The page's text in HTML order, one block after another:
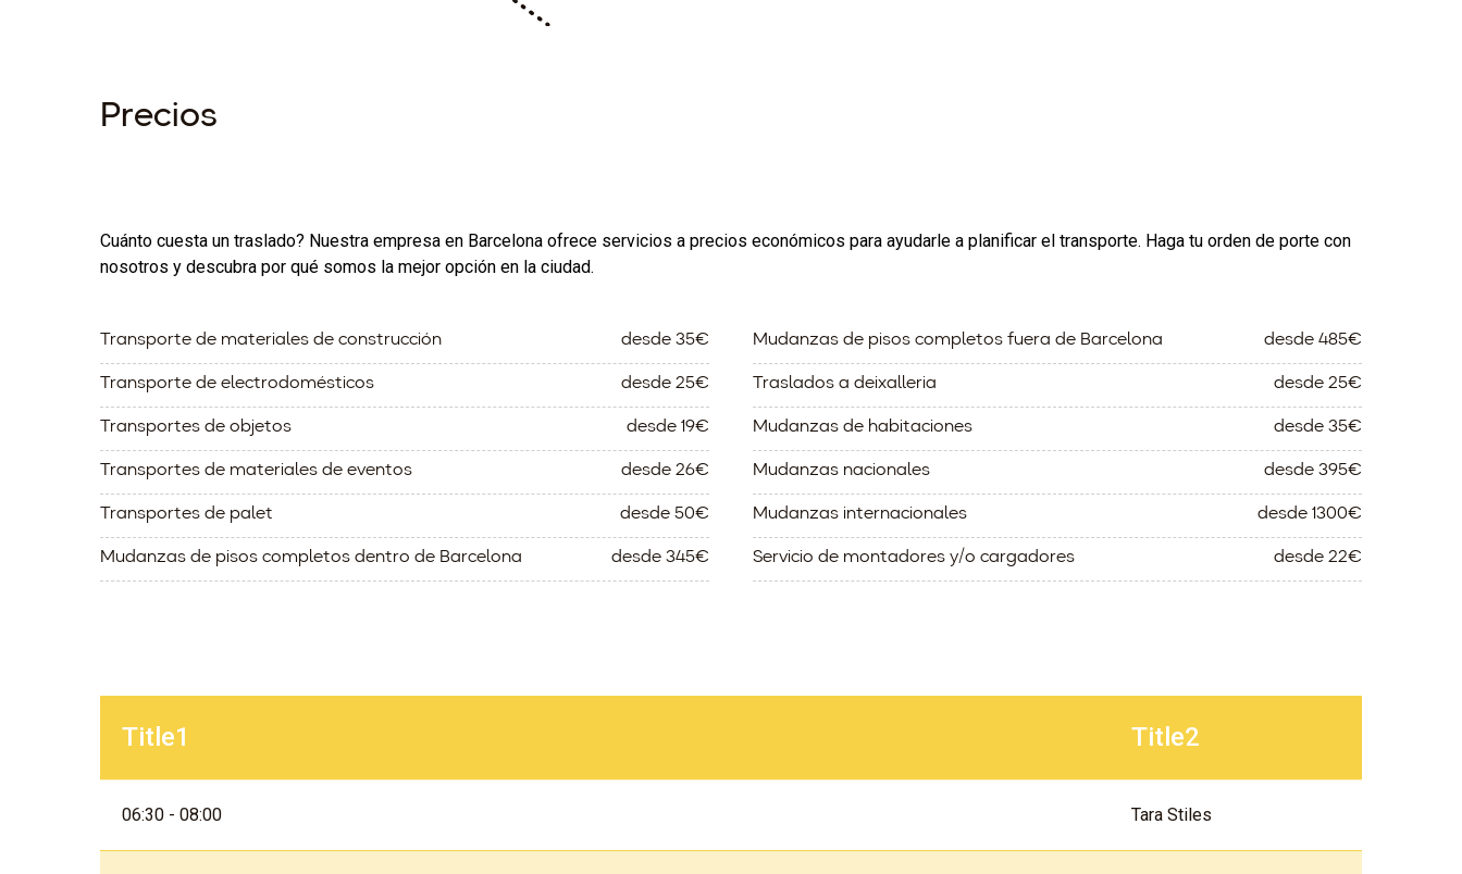
Precios
Cuánto cuesta un traslado? Nuestra empresa en Barcelona ofrece servicios a precios económicos para ayudarle a planificar el transporte. Haga tu orden de porte con
nosotros y descubra por qué somos la mejor opción en la ciudad.
Transporte de materiales de construcción desde 35€
Transporte de electrodomésticos desde 25€
Transportes de objetos desde 19€
Transportes de materiales de eventos desde 26€
Transportes de palet desde 50€
Mudanzas de pisos completos dentro de Barcelona desde 345€
Mudanzas de pisos completos fuera de Barcelona desde 485€
Traslados a deixalleria desde 25€
Mudanzas de habitaciones desde 35€
Mudanzas nacionales desde 395€
Mudanzas internacionales desde 1300€
Servicio de montadores y/o cargadores desde 22€
Title1 Title2
06:30 - 08:00 Tara Stiles